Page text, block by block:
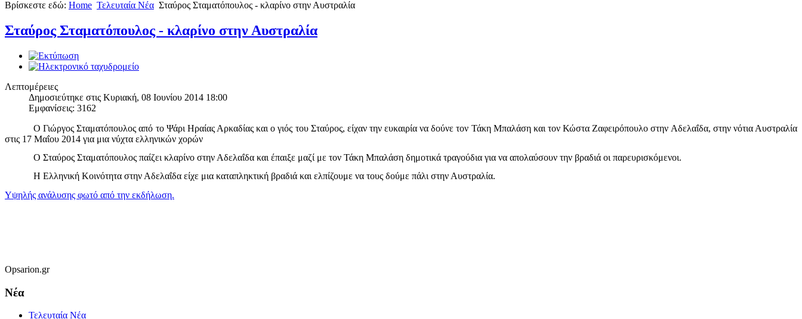
Βρίσκεστε εδώ: Home Τελευταία Νέα Σταύρος Σταματόπουλος - κλαρίνο στην Αυστραλία
Σταύρος Σταματόπουλος - κλαρίνο στην Αυστραλία
Λεπτομέρειες
Δημοσιεύτηκε στις Κυριακή, 08 Ιουνίου 2014 18:00
Εμφανίσεις: 3162
Ο Γιώργος Σταματόπουλος από το Ψάρι Ηραίας Αρκαδίας και ο γιός του Σταύρος, είχαν την ευκαιρία να δούνε τον Τάκη Μπαλάση και τον Κώστα Ζαφειρόπουλο στην Αδελαΐδα, στην νότια Αυστραλία
στις 17 Μαΐου 2014 για μια νύχτα ελληνικών χορών
Ο Σταύρος Σταματόπουλος παίζει κλαρίνο στην Αδελαΐδα και έπαιξε μαζί με τον Τάκη Μπαλάση δημοτικά τραγούδια για να απολαύσουν την βραδιά οι παρευρισκόμενοι.
Η Ελληνική Κοινότητα στην Αδελαΐδα είχε μια καταπληκτική βραδιά και ελπίζουμε να τους δούμε πάλι στην Αυστραλία.
Υψηλής ανάλυσης φωτό από την εκδήλωση.
Opsarion.gr
Νέα
Τελευταία Νέα